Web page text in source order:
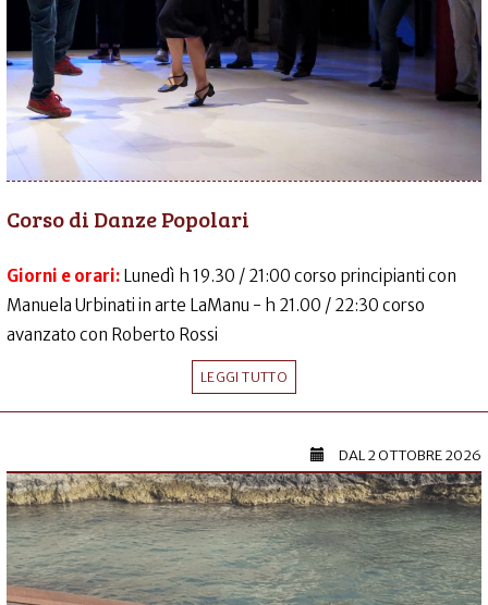
Corso di Danze Popolari
Giorni e orari: Lunedì h 19.30 / 21:00 corso principianti con
Manuela Urbinati in arte LaManu - h 21.00 / 22:30 corso
avanzato con Roberto Rossi
LEGGI TUTTO
DAL2 OTTOBRE 2026